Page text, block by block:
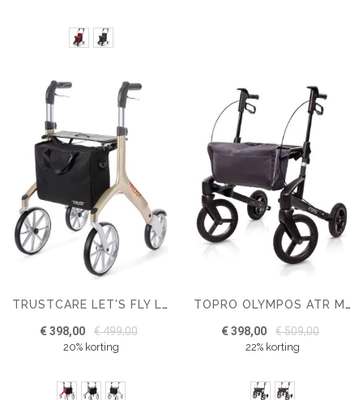
TRUSTCARE LET'S FLY LICHTGEWICHT ROLLATOR 6.9 KG
€ 398,00 € 499,00
20% korting
TOPRO OLYMPOS ATR MEDIUM OUTDOOR ROLLATOR
€ 398,00 € 509,00
22% korting